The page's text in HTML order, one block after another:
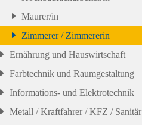
Maurer/in
Zimmerer / Zimmererin
Ernährung und Hauswirtschaft
Farbtechnik und Raumgestaltung
Informations- und Elektrotechnik
Metall / Kraftfahrer / KFZ / Sanitär